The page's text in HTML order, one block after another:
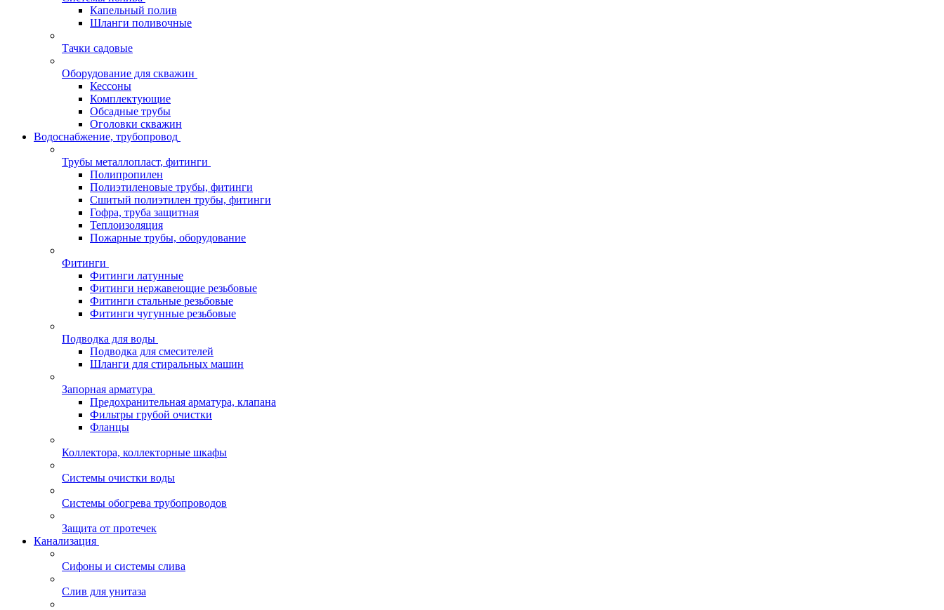
Капельный полив
Шланги поливочные
Тачки садовые
Оборудование для скважин
Кессоны
Комплектующие
Обсадные трубы
Оголовки скважин
Водоснабжение, трубопровод
Трубы металлопласт, фитинги
Полипропилен
Полиэтиленовые трубы, фитинги
Сшитый полиэтилен трубы, фитинги
Гофра, труба защитная
Теплоизоляция
Пожарные трубы, оборудование
Фитинги
Фитинги латунные
Фитинги нержавеющие резьбовые
Фитинги стальные резьбовые
Фитинги чугунные резьбовые
Подводка для воды
Подводка для смесителей
Шланги для стиральных машин
Запорная арматура
Предохранительная арматура, клапана
Фильтры грубой очистки
Фланцы
Коллектора, коллекторные шкафы
Системы очистки воды
Системы обогрева трубопроводов
Защита от протечек
Канализация
Сифоны и системы слива
Слив для унитаза